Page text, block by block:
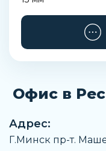
Вес
Тип уплотнения
Температура
Температура
От -10 °C до +60 °C
Офис в
Адрес:
Г.Минск пр-т.